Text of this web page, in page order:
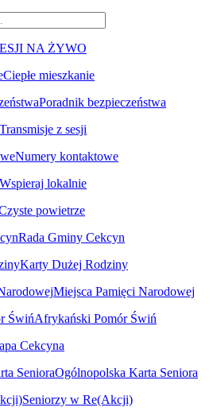
NA ŻYWO
Ciepłe mieszkanie
Poradnik bezpieczeństwa
Transmisje z sesji
Numery kontaktowe
Wspieraj lokalnie
powietrze
Rada Gminy Cekcyn
Karty Dużej Rodziny
Miejsca Pamięci Narodowej
Afrykański Pomór Świń
Cekcyna
Ogólnopolska Karta Seniora
Seniorzy w Re(Akcji)